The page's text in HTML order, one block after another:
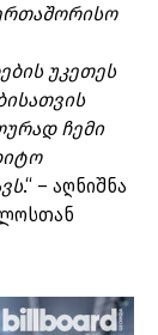
უკეთეს
ჩემი
.“ – აღნიშნა